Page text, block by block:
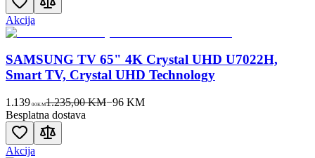
Akcija
SAMSUNG TV 65" 4K Crystal UHD U7022H,
Smart TV, Crystal UHD Technology
1.139 00KM1.235,00 KM−96KM
Besplatna dostava
Akcija